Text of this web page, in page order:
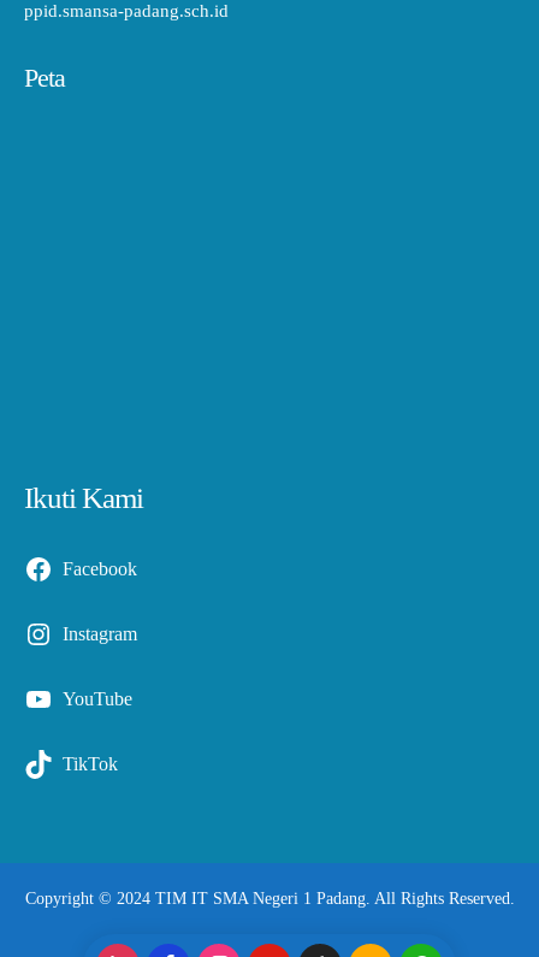
ppid.smansa-padang.sch.id
Peta
Ikuti Kami
Facebook
Instagram
YouTube
TikTok
Copyright © 2024 TIM IT SMA Negeri 1 Padang. All Rights Reserved.